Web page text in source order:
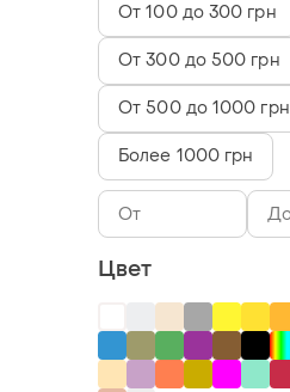
От 100 до 300 грн
От 300 до 500 грн
От 500 до 1000 грн
Более 1000 грн
Цвет